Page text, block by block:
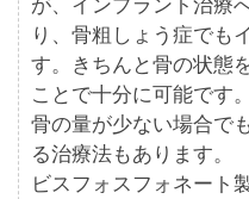
が、インプラント治療
り、骨粗しょう症でも
す。きちんと骨の状態
ことで十分に可能です。
骨の量が少ない場合で
る治療法もあります。
ビスフォスフォネート